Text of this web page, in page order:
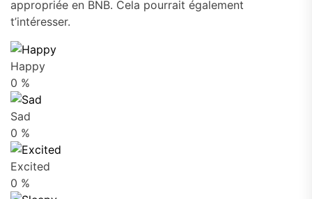
appropriée en BNB. Cela pourrait également
t’intéresser.
Happy
0 %
Sad
0 %
Excited
0 %